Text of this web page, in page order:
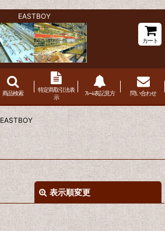
EASTBOY
カート
商品検索
特定商取引法表
示
ﾌﾚｰﾑ表記見方 問い合わせ
EASTBOY
表示順変更